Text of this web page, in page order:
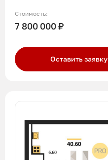
Стоимость:
7 800 000 ₽
Оставить заявку